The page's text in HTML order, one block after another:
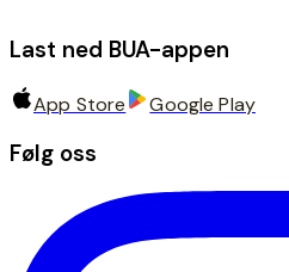
Last ned BUA-appen
App Store Google Play
Følg oss